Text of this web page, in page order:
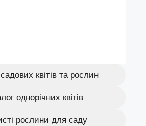
квітів та рослин
однорічних квітів
рослини для саду